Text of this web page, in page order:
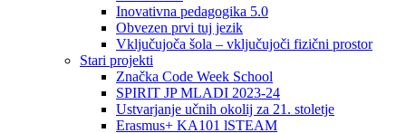
Inovativna pedagogika 5.0
Obvezen prvi tuj jezik
Vključujoča šola – vključujoči fizični prostor
Stari projekti
Značka Code Week School
SPIRIT JP MLADI 2023-24
Ustvarjanje učnih okolij za 21. stoletje
Erasmus+ KA101 lSTEAM